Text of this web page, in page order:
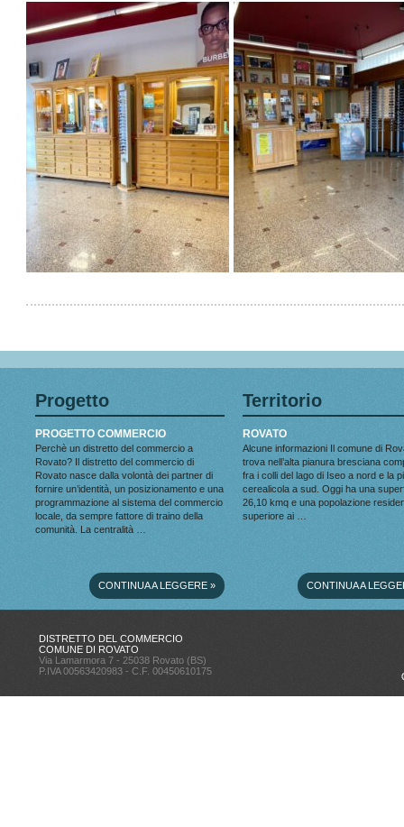
Progetto
PROGETTO COMMERCIO
Perchè un distretto del commercio a
Rovato? Il distretto del commercio di
Rovato nasce dalla volontà dei partner di
fornire un’identità, un posizionamento e una
programmazione al sistema del commercio
locale, da sempre fattore di traino della
comunità. La centralità …
CONTINUA A LEGGERE »
Territorio
ROVATO
Alcune informazioni Il comune di
trova nell’alta pianura bresciana
fra i colli del lago di Iseo a nord e la
cerealicola a sud. Oggi ha una
26,10 kmq e una popolazione
superiore ai …
CONTINUA A
DISTRETTO DEL COMMERCIO
COMUNE DI ROVATO
Via Lamarmora 7 - 25038 Rovato (BS)
P.IVA 00563420983 - C.F. 00450610175